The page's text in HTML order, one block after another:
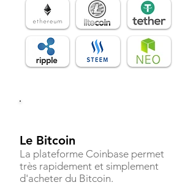
Le Bitcoin
La plateforme Coinbase permet
très rapidement et simplement
d'acheter du Bitcoin.